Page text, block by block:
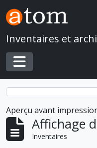
Skip to main content
Inventaires et
Toggle navigation
Aperçu avant
Affichage
Inventaires